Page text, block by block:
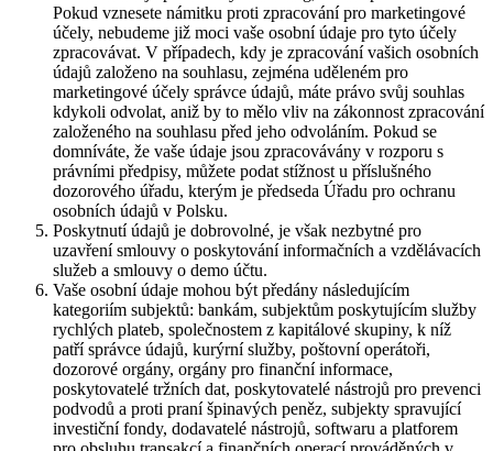
Pokud vznesete námitku proti zpracování pro marketingové
účely, nebudeme již moci vaše osobní údaje pro tyto účely
zpracovávat. V případech, kdy je zpracování vašich osobních
údajů založeno na souhlasu, zejména uděleném pro
marketingové účely správce údajů, máte právo svůj souhlas
kdykoli odvolat, aniž by to mělo vliv na zákonnost zpracování
založeného na souhlasu před jeho odvoláním. Pokud se
domníváte, že vaše údaje jsou zpracovávány v rozporu s
právními předpisy, můžete podat stížnost u příslušného
dozorového úřadu, kterým je předseda Úřadu pro ochranu
osobních údajů v Polsku.
Poskytnutí údajů je dobrovolné, je však nezbytné pro
uzavření smlouvy o poskytování informačních a vzdělávacích
služeb a smlouvy o demo účtu.
Vaše osobní údaje mohou být předány následujícím
kategoriím subjektů: bankám, subjektům poskytujícím služby
rychlých plateb, společnostem z kapitálové skupiny, k níž
patří správce údajů, kurýrní služby, poštovní operátoři,
dozorové orgány, orgány pro finanční informace,
poskytovatelé tržních dat, poskytovatelé nástrojů pro prevenci
podvodů a proti praní špinavých peněz, subjekty spravující
investiční fondy, dodavatelé nástrojů, softwaru a platforem